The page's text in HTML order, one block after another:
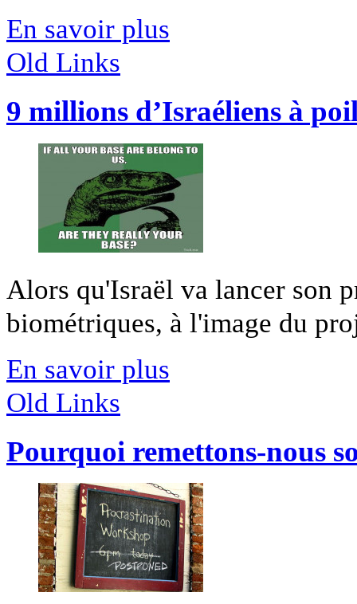
En savoir plus
Old Links
9 millions d’Israéliens à
Alors qu'Israël va lancer son
biométriques, à l'image du
En savoir plus
Old Links
Pourquoi remettons-nous